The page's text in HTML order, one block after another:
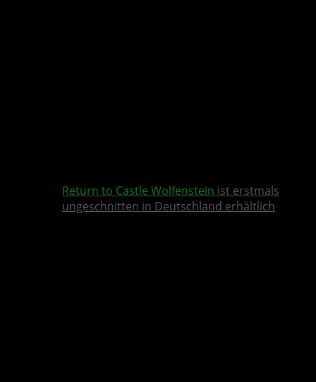
Return to Castle Wolfenstein ist erstmals
ungeschnitten in Deutschland erhältlich